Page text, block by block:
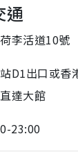
通
李活道10號
D1出口或香
達大館
23:00